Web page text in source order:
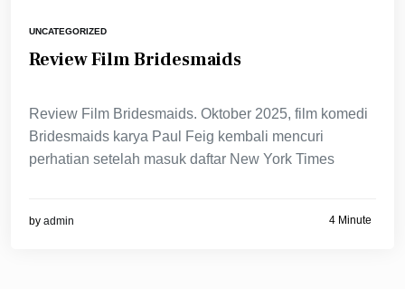
UNCATEGORIZED
Review Film Bridesmaids
Review Film Bridesmaids. Oktober 2025, film komedi
Bridesmaids karya Paul Feig kembali mencuri
perhatian setelah masuk daftar New York Times
by admin 4 Minute